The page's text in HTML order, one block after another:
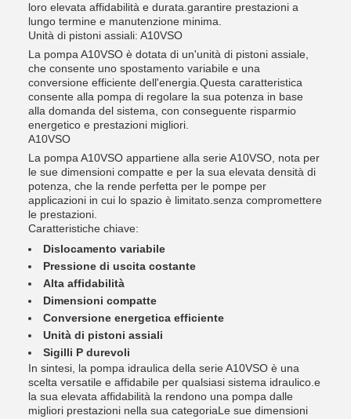
loro elevata affidabilità e durata.garantire prestazioni a
lungo termine e manutenzione minima.
Unità di pistoni assiali: A10VSO
La pompa A10VSO è dotata di un'unità di pistoni assiale,
che consente uno spostamento variabile e una
conversione efficiente dell'energia.Questa caratteristica
consente alla pompa di regolare la sua potenza in base
alla domanda del sistema, con conseguente risparmio
energetico e prestazioni migliori.
A10VSO
La pompa A10VSO appartiene alla serie A10VSO, nota per
le sue dimensioni compatte e per la sua elevata densità di
potenza, che la rende perfetta per le pompe per
applicazioni in cui lo spazio è limitato.senza compromettere
le prestazioni.
Caratteristiche chiave:
Dislocamento variabile
Pressione di uscita costante
Alta affidabilità
Dimensioni compatte
Conversione energetica efficiente
Unità di pistoni assiali
Sigilli P durevoli
In sintesi, la pompa idraulica della serie A10VSO è una
scelta versatile e affidabile per qualsiasi sistema idraulico.e
la sua elevata affidabilità la rendono una pompa dalle
migliori prestazioni nella sua categoriaLe sue dimensioni